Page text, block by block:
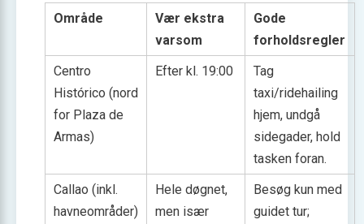
Område
Vær ekstra
varsom
Gode
forholdsregler
Centro
Histórico (nord
for Plaza de
Armas)
Efter kl. 19:00
Tag
taxi/ridehailing
hjem, undgå
sidegader, hold
tasken foran.
Callao (inkl.
havneområder)
Hele døgnet,
men især
Besøg kun med
guidet tur;